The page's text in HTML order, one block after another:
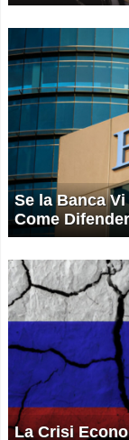
Se la Banca
Come
La Crisi